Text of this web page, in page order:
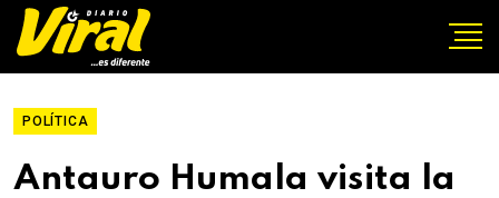
POLÍTICA
Antauro Humala visita la